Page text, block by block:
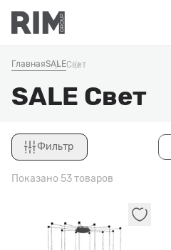
ГлавнаяSALEСвет
SALE Свет
Фильтр
Закрыть
Показано 53 товаров